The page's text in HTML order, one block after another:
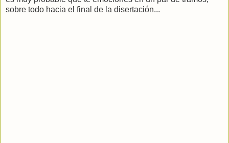
sobre todo hacia el final de la disertación...